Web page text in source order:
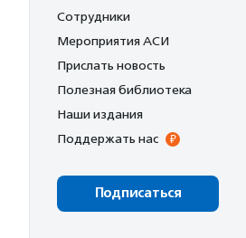
Сотрудники
Мероприятия АСИ
Прислать новость
Полезная библиотека
Наши издания
Поддержать нас
Подписаться